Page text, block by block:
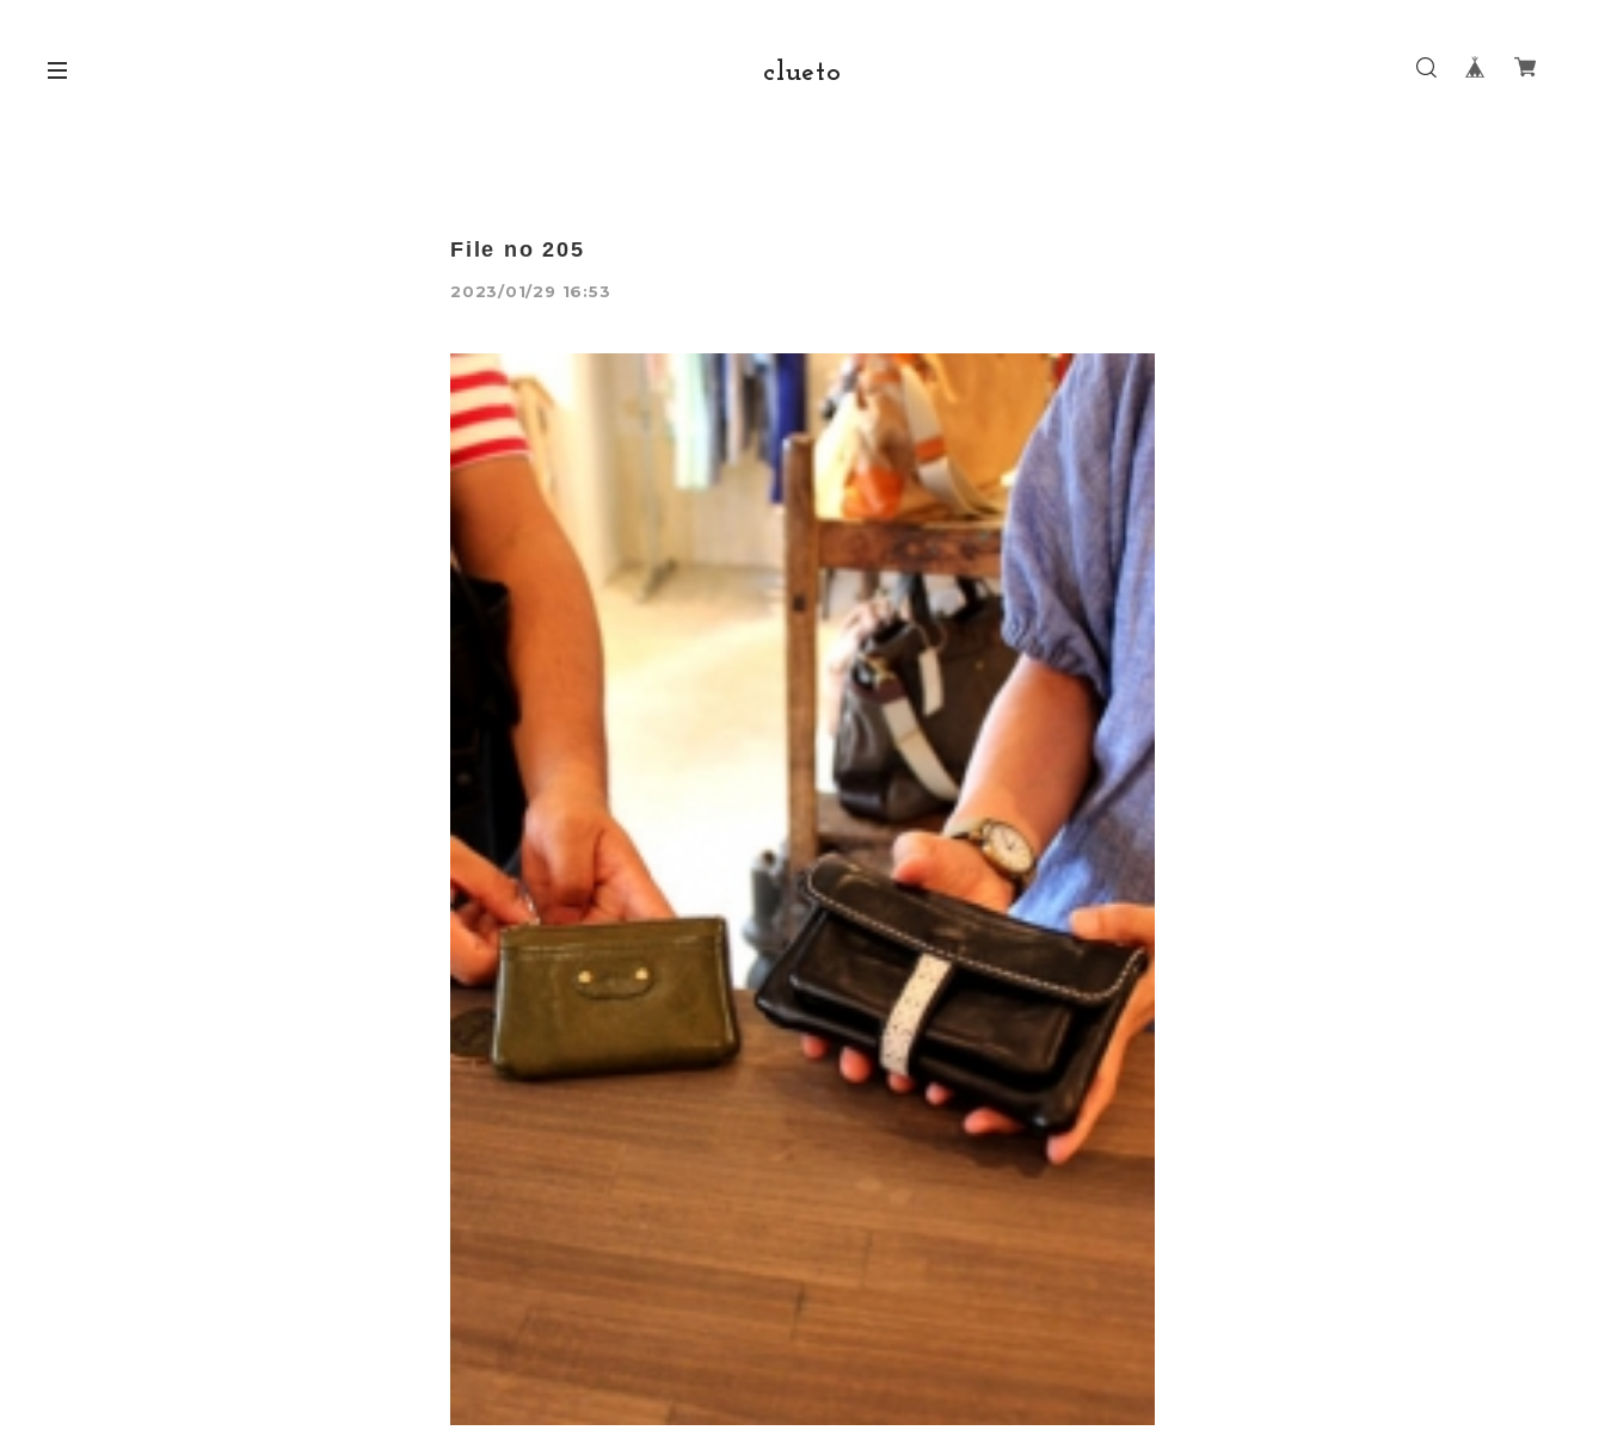
clueto
File no 205
2023/01/29 16:53